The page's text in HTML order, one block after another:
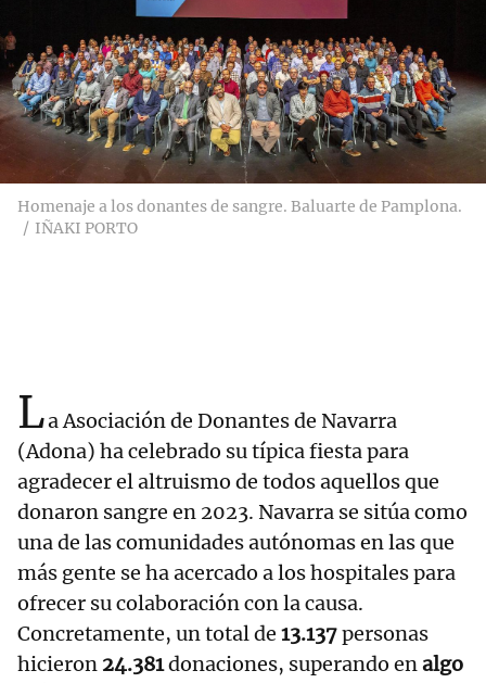
Homenaje a los donantes de sangre. Baluarte de Pamplona.
IÑAKI PORTO
La Asociación de Donantes de Navarra
(Adona) ha celebrado su típica fiesta para
agradecer el altruismo de todos aquellos que
donaron sangre en 2023. Navarra se sitúa como
una de las comunidades autónomas en las que
más gente se ha acercado a los hospitales para
ofrecer su colaboración con la causa.
Concretamente, un total de 13.137personas
hicieron 24.381donaciones, superando enalgo